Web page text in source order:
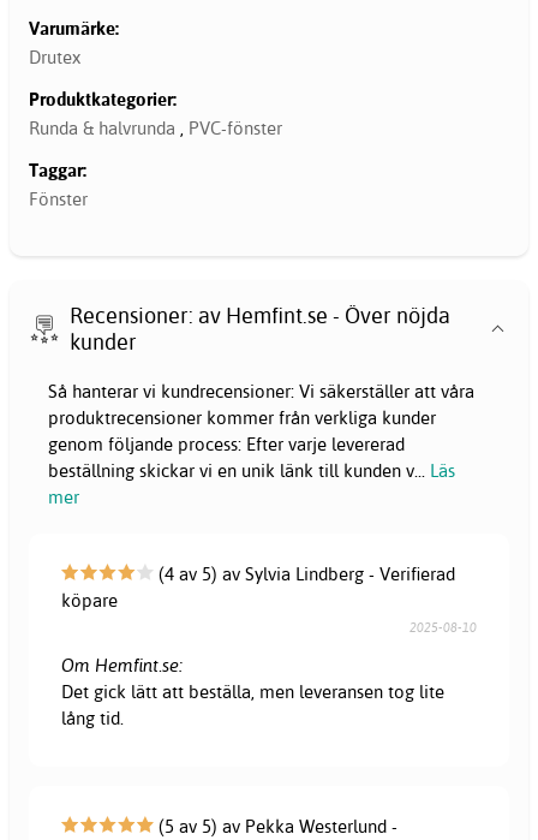
Varumärke:
Drutex
Produktkategorier:
Runda & halvrunda , PVC-fönster
Taggar:
Fönster
Recensioner: av Hemfint.se - Över nöjda
kunder
Så hanterar vi kundrecensioner: Vi säkerställer att våra
produktrecensioner kommer från verkliga kunder
genom följande process: Efter varje levererad
beställning skickar vi en unik länk till kunden v... Läs
mer
(4 av 5) av Sylvia Lindberg - Verifierad
köpare
2025-08-10
Om Hemfint.se:
Det gick lätt att beställa, men leveransen tog lite
lång tid.
(5 av 5) av Pekka Westerlund -